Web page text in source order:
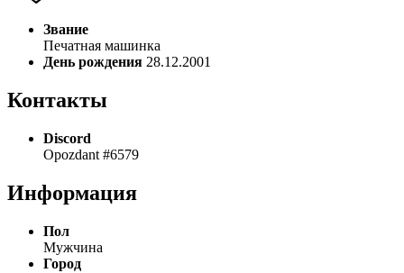
Звание
Печатная машинка
День рождения 28.12.2001
Контакты
Discord
Opozdant #6579
Информация
Пол
Мужчина
Город